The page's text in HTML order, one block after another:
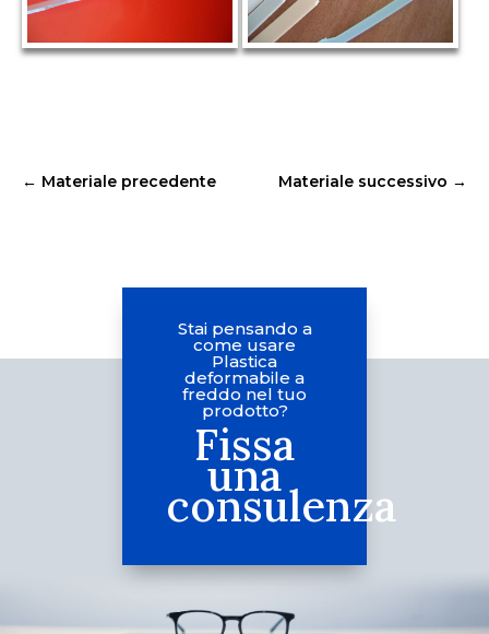
← Materiale precedente Materiale successivo →
Stai pensando a
come usare
Plastica
deformabile a
freddo nel tuo
prodotto?
Fissa
una
consulenza